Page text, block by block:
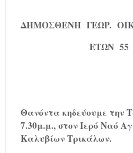
ΔΗΜΟΣΘΕΝΗ ΓΕΩΡ.
ΕΤΩΝ 55
Θανόντα κηδεύουμε την
7.30μ.μ., στον Ιερό Ναό
Καλυβίων Τρικάλων.